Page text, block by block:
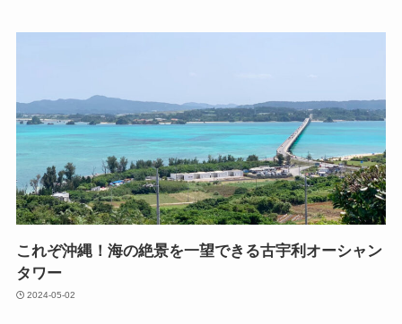
これぞ沖縄！海の絶景を一望できる古宇利オーシャン
タワー
2024-05-02